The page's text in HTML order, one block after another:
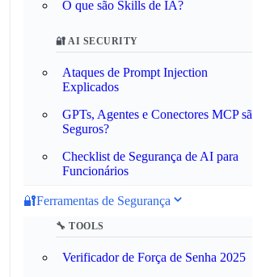
O que são Skills de IA?
🔐 AI SECURITY
Ataques de Prompt Injection
Explicados
GPTs, Agentes e Conectores MCP são
Seguros?
Checklist de Segurança de AI para
Funcionários
🔐Ferramentas de Segurança
🔧 TOOLS
Verificador de Força de Senha 2025